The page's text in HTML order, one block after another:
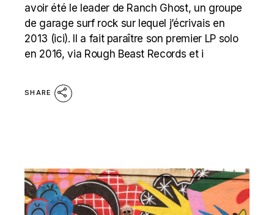
avoir été le leader de Ranch Ghost, un groupe
de garage surf rock sur lequel j’écrivais en
2013 (ici). Il a fait paraître son premier LP solo
en 2016, via Rough Beast Records et i
SHARE